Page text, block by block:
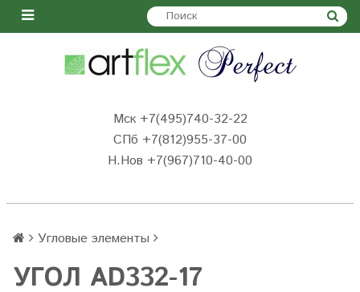
Мск +7(495)740-32-22
СПб +7(812)955-37-00
Н.Нов +7(967)710-40-00
Угловые элементы
УГОЛ AD332-17